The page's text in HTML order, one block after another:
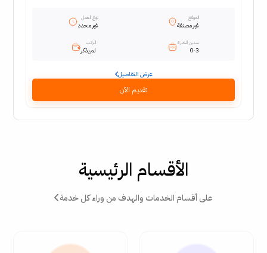
الموقع
غير مصنفة
نوع العمل
غير محدد
سنين الخبرة
0-3
الراتب
لم يذكر
عرض التفاصيل
تقديم الآن
الأقسام الرئيسية
على أقسام الخدمات والهدف من وراء كل خدمة